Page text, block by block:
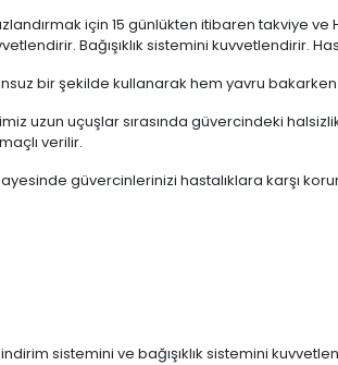
için 15 günlükten itibaren takviye ve
Bağışıklık sistemini kuvvetlendirir.
bir şekilde kullanarak hem yavru
uzun uçuşlar sırasında güvercindeki
verilir.
güvercinlerinizi hastalıklara karşı
sistemini ve bağışıklık sistemini